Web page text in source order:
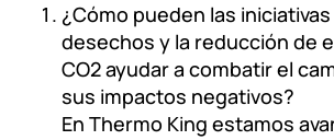
¿Cómo pueden las
desechos y la reducción de
CO2 ayudar a combatir el
sus impactos negativos?
En Thermo King estamos